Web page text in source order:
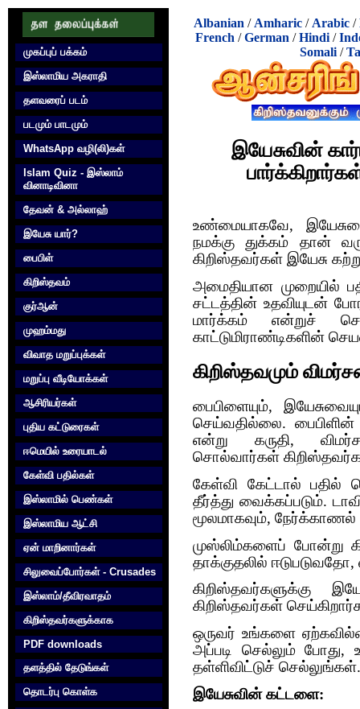
முகப்புப் பக்கம்
இஸ்லாமிய அகராதி
தளவரைப் படம்
படமும் பாடமும்
WhatsApp வழி(லி)கள்
Islam Quiz - இஸ்லாம்
வினாடிவினா
தேவன் & அல்லாஹ்
இயேசு யார்?
பைபிள்
கிறிஸ்தவம்
குர்‍ஆன்
முஹம்மது
விவாத மறுப்புக்கள்
மறுப்பு வீடியோக்கள்
ஆசிரியர்கள்
புதிய கட்டுரைகள்
ஈமெயில் உரையாடல்
கேள்வி பதில்கள்
இஸ்லாமில் பெண்கள்
இஸ்லாமிய ஆட்சி
ஏன் மாறினார்கள்
சிலுவைப்போர்கள் - Crusades
இஸ்லாம்/தீவிரவாதம்
கிறிஸ்தவர்களுக்காக‌
PDF downloads
தளத்தில் தேடுங்கள்
தொடர்பு கொள்க‌
Albanian / Amharic / Arabic /
French /German /Hindi /
Somali/
இயேசுவின்
உண்மையாகவே,
நமக்கு துக்கம் தான்
கிறிஸ்தவர்கள் இயேசு
அமைதியான முறையில்
சட்டத்தின் உதவியுடன்
மார்க்கம் என்றுச்
காட்டுமிராண்டிகளின்
கிறிஸ்தவமும்
பைபிளையும்,
செய்வதில்லை.
என்று கருதி,
சொல்வார்கள்
கேள்வி கேட்டால் பதில்
தீர்த்து வைக்கப்படும்.
மூலமாகவும், நேர்க்காணல்
முஸ்லிம்களைப்
தாக்குதலில்
கிறிஸ்தவர்களுக்கு
கிறிஸ்தவர்கள்
ஒருவர் உங்களை
அப்படி செல்லும் போது,
தள்ளிவிட்டுச்
இயேசுவின் கட்டளை: